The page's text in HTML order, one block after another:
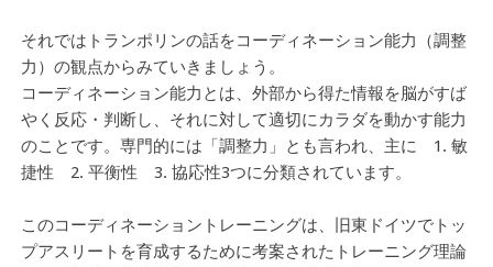
それではトランポリンの話をコーディネーション能力（調整
力）の観点からみていきましょう。
コーディネーション能力とは、外部から得た情報を脳がすば
やく反応・判断し、それに対して適切にカラダを動かす能力
のことです。専門的には「調整力」とも言われ、主に 1. 敏
捷性 2. 平衡性 3. 協応性3つに分類されています。
このコーディネーショントレーニングは、旧東ドイツでトッ
プアスリートを育成するために考案されたトレーニング理論